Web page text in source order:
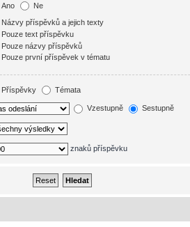
Ano Ne
Názvy příspěvků a jejich texty
Pouze text příspěvku
Pouze názvy příspěvků
Pouze první příspěvek v tématu
Příspěvky Témata
Vzestupně Sestupně
znaků příspěvku